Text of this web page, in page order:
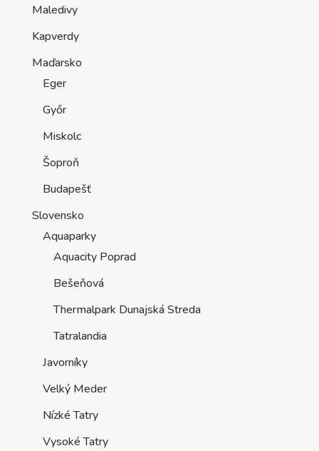
Maledivy
Kapverdy
Maďarsko
Eger
Győr
Miskolc
Šoproň
Budapešť
Slovensko
Aquaparky
Aquacity Poprad
Bešeňová
Thermalpark Dunajská Streda
Tatralandia
Javorníky
Velký Meder
Nízké Tatry
Vysoké Tatry